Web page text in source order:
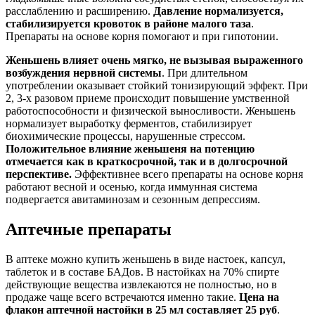
расслаблению и расширению. Давление нормализуется,
стабилизируется кровоток в районе малого таза.
Препараты на основе корня помогают и при гипотонии.
Женьшень влияет очень мягко, не вызывая выраженного
возбуждения нервной системы. При длительном
употреблении оказывает стойкий тонизирующий эффект. При
2, 3-х разовом приеме происходит повышение умственной
работоспособности и физической выносливости. Женьшень
нормализует выработку ферментов, стабилизирует
биохимические процессы, нарушенные стрессом.
Положительное влияние женьшеня на потенцию
отмечается как в краткосрочной, так и в долгосрочной
перспективе. Эффективнее всего препараты на основе корня
работают весной и осенью, когда иммунная система
подвергается авитаминозам и сезонным депрессиям.
Аптечные препараты
В аптеке можно купить женьшень в виде настоек, капсул,
таблеток и в составе БАДов. В настойках на 70% спирте
действующие вещества извлекаются не полностью, но в
продаже чаще всего встречаются именно такие. Цена на
флакон аптечной настойки в 25 мл составляет 25 руб.